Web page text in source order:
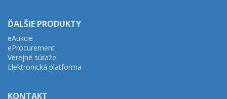
ĎALŠIE PRODUKTY
eAukcie
eProcurement
Verejné súťaže
Elektronická platforma
KONTAKT